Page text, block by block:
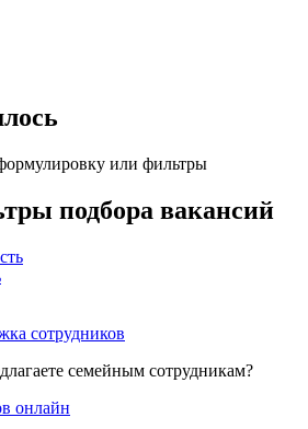
или фильтры
подбора вакансий
сотрудников
семейным сотрудникам?
онлайн